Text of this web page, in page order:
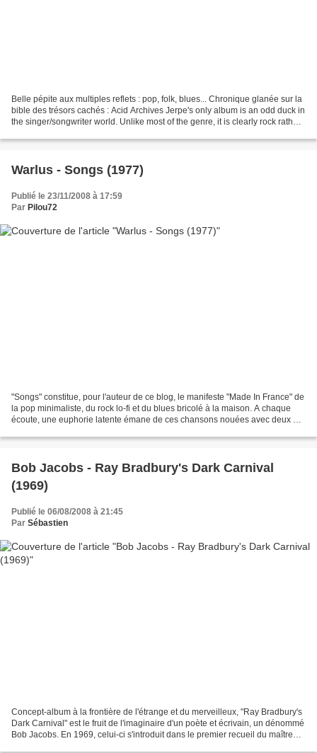
Belle pépite aux multiples reflets : pop, folk, blues... Chronique glanée sur la
bible des trésors cachés : Acid Archives Jerpe's only album is an odd duck in
the singer/songwriter world. Unlike most of the genre, it is clearly rock rather
Warlus - Songs (1977)
Publié le 23/11/2008 à 17:59
Par Pilou72
"Songs" constitue, pour l'auteur de ce blog, le manifeste "Made In France" de
la pop minimaliste, du rock lo-fi et du blues bricolé à la maison. A chaque
écoute, une euphorie latente émane de ces chansons nouées avec deux ou
Bob Jacobs - Ray Bradbury's Dark Carnival
(1969)
Publié le 06/08/2008 à 21:45
Par Sébastien
Concept-album à la frontière de l'étrange et du merveilleux, "Ray Bradbury's
Dark Carnival" est le fruit de l'imaginaire d'un poète et écrivain, un dénommé
Bob Jacobs. En 1969, celui-ci s'introduit dans le premier recueil du maître